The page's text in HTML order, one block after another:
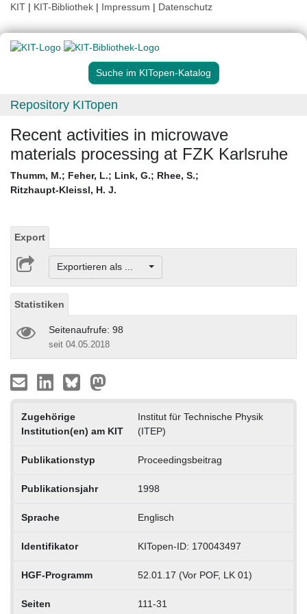
KIT | KIT-Bibliothek | Impressum | Datenschutz
Suche im KITopen-Katalog
Repository KITopen
Recent activities in microwave
materials processing at FZK Karlsruhe
Thumm, M.; Feher, L.; Link, G.; Rhee, S.;
Ritzhaupt-Kleissl, H. J.
Export
Exportieren als ...
Statistiken
Seitenaufrufe: 98
seit 04.05.2018
Zugehörige
Institution(en) am KIT
Institut für Technische Physik
(ITEP)
Publikationstyp Proceedingsbeitrag
Publikationsjahr 1998
Sprache Englisch
Identifikator KITopen-ID: 170043497
HGF-Programm 52.01.17 (Vor POF, LK 01)
Seiten 111-31